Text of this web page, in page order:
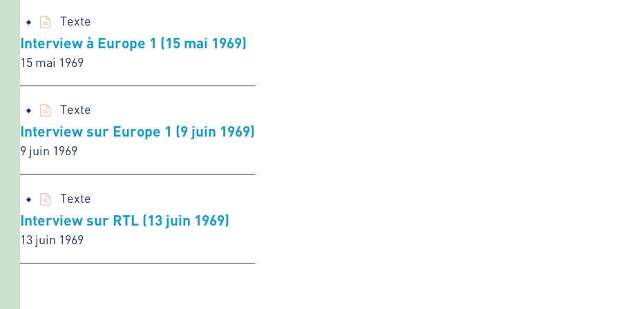
Texte
Interview à Europe 1 (15 mai 1969)
15 mai 1969
Texte
Interview sur Europe 1 (9 juin 1969)
9 juin 1969
Texte
Interview sur RTL (13 juin 1969)
13 juin 1969